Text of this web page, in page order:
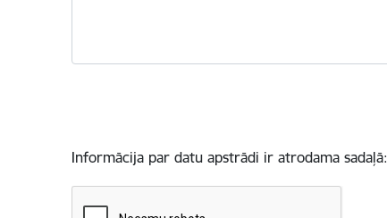
Informācija par datu apstrādi ir atrodama sadaļā: